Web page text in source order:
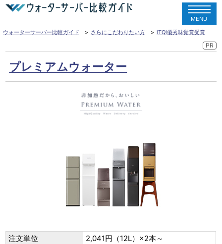
MENU
ウォーターサーバー比較ガイド
さらにこだわりたい方 iTQi優秀味覚賞受賞
プレミアムウォーター
注文単位
2,041円（12L）×2本～